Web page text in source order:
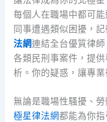
每個人在職場中都可
同事遭遇類似困擾，
法網連結全台優質律
各類民刑事案件，提
析。你的疑惑，讓專
無論是職場性騷擾、
極星律法網都能為你